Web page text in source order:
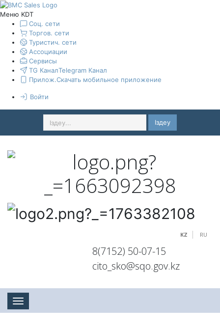
Меню KDT
Соц. сети
Торгов. сети
Туристич. сети
Ассоциации
Сервисы
TG КаналTelegram Канал
Прилож.Скачать мобильное приложение
Войти
Іздеу
KZ RU
8(7152) 50-07-15
cito_sko@sqo.gov.kz
Toggle navigation